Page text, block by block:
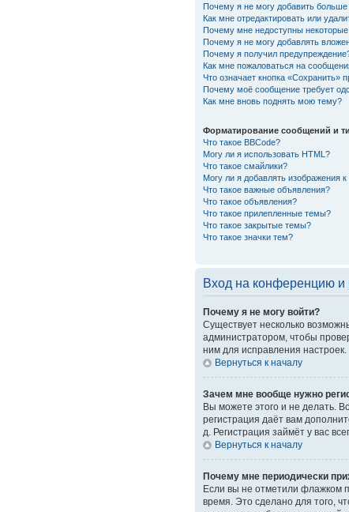
Почему я не могу добавить больше
Как мне отредактировать или
Почему мне недоступны
Почему я не могу добавлять
Почему я получил
Как мне пожаловаться на
Что означает кнопка «Сохранить»
Почему моё сообщение требует
Как мне вновь поднять мою тему?
Форматирование сообщений и
Что такое BBCode?
Могу ли я использовать HTML?
Что такое смайлики?
Могу ли я добавлять изображения
Что такое важные объявления?
Что такое объявления?
Что такое прилепленные темы?
Что такое закрытые темы?
Что такое значки тем?
Вход на конференцию и
Почему я не могу войти?
Существует несколько
администратором, чтобы
ним для исправления настроек.
Вернуться к началу
Зачем мне вообще нужно
Вы можете этого и не делать.
регистрация даёт вам
д. Регистрация займёт у вас
Вернуться к началу
Почему мне периодически
Если вы не отметили флажком
время. Это сделано для того,